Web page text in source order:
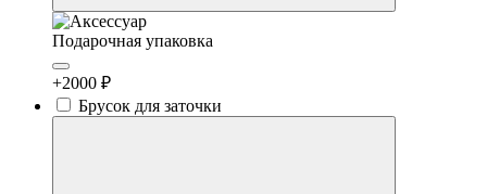
Подарочная упаковка
+2000 ₽
Брусок для заточки